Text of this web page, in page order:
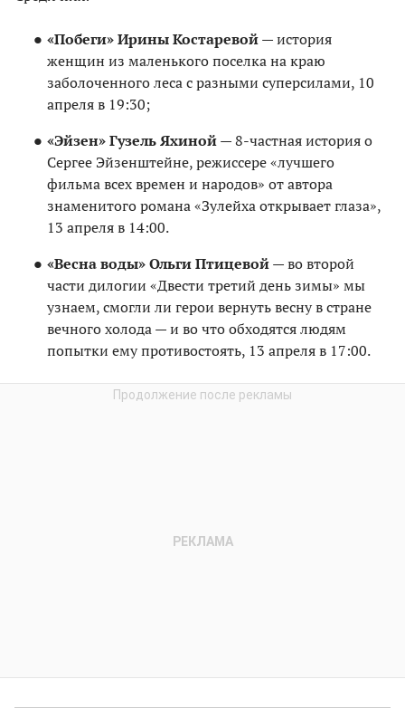
«Побеги» Ирины Костаревой— история
женщин из маленького поселка на краю
заболоченного леса с разными суперсилами, 10
апреля в 19:30;
«Эйзен» Гузель Яхиной— 8-частная история о
Сергее Эйзенштейне, режиссере «лучшего
фильма всех времен и народов» от автора
знаменитого романа «Зулейха открывает глаза»,
13 апреля в 14:00.
«Весна воды» Ольги Птицевой— во второй
части дилогии «Двести третий день зимы» мы
узнаем, смогли ли герои вернуть весну в стране
вечного холода — и во что обходятся людям
попытки ему противостоять, 13 апреля в 17:00.